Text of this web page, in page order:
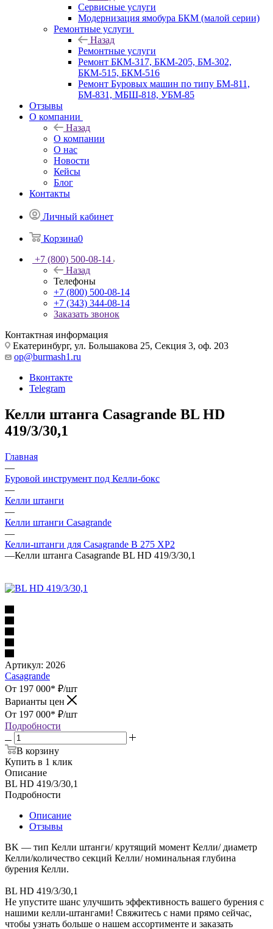
Сервисные услуги
Модернизация ямобура БКМ (малой серии)
Ремонтные услуги
Назад
Ремонтные услуги
Ремонт БКМ-317, БКМ-205, БМ-302,
БКМ-515, БКМ-516
Ремонт Буровых машин по типу БМ-811,
БМ-831, МБШ-818, УБМ-85
Отзывы
О компании
Назад
О компании
О нас
Новости
Кейсы
Блог
Контакты
Личный кабинет
Корзина0
+7 (800) 500-08-14
Назад
Телефоны
+7 (800) 500-08-14
+7 (343) 344-08-14
Заказать звонок
Контактная информация
Екатеринбург, ул. Большакова 25, Секция 3, оф. 203
op@burmash1.ru
Вконтакте
Telegram
Келли штанга Casagrande BL HD
419/3/30,1
Главная
—
Буровой инструмент под Келли-бокс
—
Келли штанги
—
Келли штанги Casagrande
—
Келли-штанги для Casagrande B 275 XP2
—Келли штанга Casagrande BL HD 419/3/30,1
Артикул: 2026
Casagrande
От 197 000* ₽/шт
Варианты цен
От 197 000* ₽/шт
Подробности
В корзину
Купить в 1 клик
Описание
BL HD 419/3/30,1
Подробности
Описание
Отзывы
BK — тип Келли штанги/ крутящий момент Келли/ диаметр
Келли/количество секций Келли/ номинальная глубина
бурения Келли.
BL HD 419/3/30,1
Не упустите шанс улучшить эффективность вашего бурения с
нашими келли-штангами! Свяжитесь с нами прямо сейчас,
чтобы узнать больше о нашем ассортименте и заказать